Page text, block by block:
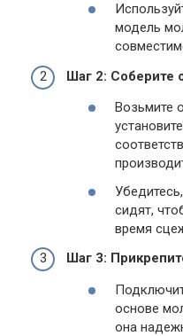
модель
Шаг 2: Соберите
Возьмите
сидят,
время
Шаг 3:
основе
она